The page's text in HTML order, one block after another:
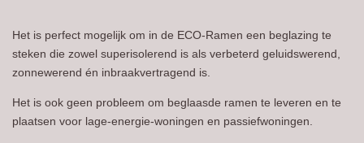
Het is perfect mogelijk om in de ECO-Ramen een beglazing te
steken die zowel superisolerend is als verbeterd geluidswerend,
zonnewerend én inbraakvertragend is.
Het is ook geen probleem om beglaasde ramen te leveren en te
plaatsen voor lage-energie-woningen en passiefwoningen.